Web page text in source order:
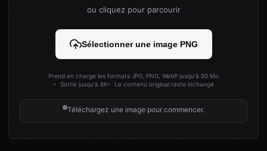
ou cliquez pour parcourir
Sélectionner une image PNG
Prend en charge les formats JPG, PNG, WebP jusqu'à 50 Mo
Sortie jusqu'à 8K
Le contenu original reste inchangé
Téléchargez une image pour commencer.